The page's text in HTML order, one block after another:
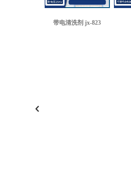
带电清洗剂 jx-823